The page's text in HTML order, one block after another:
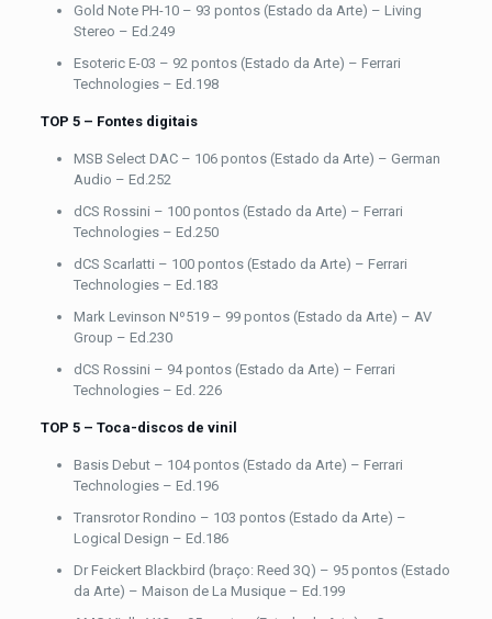
Gold Note PH-10 – 93 pontos (Estado da Arte) – Living
Stereo – Ed.249
Esoteric E-03 – 92 pontos (Estado da Arte) – Ferrari
Technologies – Ed.198
TOP 5 – Fontes digitais
MSB Select DAC – 106 pontos (Estado da Arte) – German
Audio – Ed.252
dCS Rossini – 100 pontos (Estado da Arte) – Ferrari
Technologies – Ed.250
dCS Scarlatti – 100 pontos (Estado da Arte) – Ferrari
Technologies – Ed.183
Mark Levinson Nº519 – 99 pontos (Estado da Arte) – AV
Group – Ed.230
dCS Rossini – 94 pontos (Estado da Arte) – Ferrari
Technologies – Ed. 226
TOP 5 – Toca-discos de vinil
Basis Debut – 104 pontos (Estado da Arte) – Ferrari
Technologies – Ed.196
Transrotor Rondino – 103 pontos (Estado da Arte) –
Logical Design – Ed.186
Dr Feickert Blackbird (braço: Reed 3Q) – 95 pontos (Estado
da Arte) – Maison de La Musique – Ed.199